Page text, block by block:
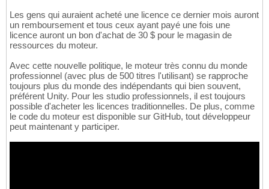
Les gens qui auraient acheté une licence ce dernier mois auront
un remboursement et tous ceux ayant payé une fois une
licence auront un bon d'achat de 30 $ pour le magasin de
ressources du moteur.
Avec cette nouvelle politique, le moteur très connu du monde
professionnel (avec plus de 500 titres l'utilisant) se rapproche
toujours plus du monde des indépendants qui bien souvent,
préférent Unity. Pour les studio professionnels, il est toujours
possible d'acheter les licences traditionnelles. De plus, comme
le code du moteur est disponible sur GitHub, tout développeur
peut maintenant y participer.